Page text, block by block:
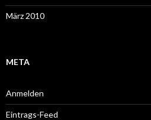
März 2010
META
Anmelden
Eintrags-Feed